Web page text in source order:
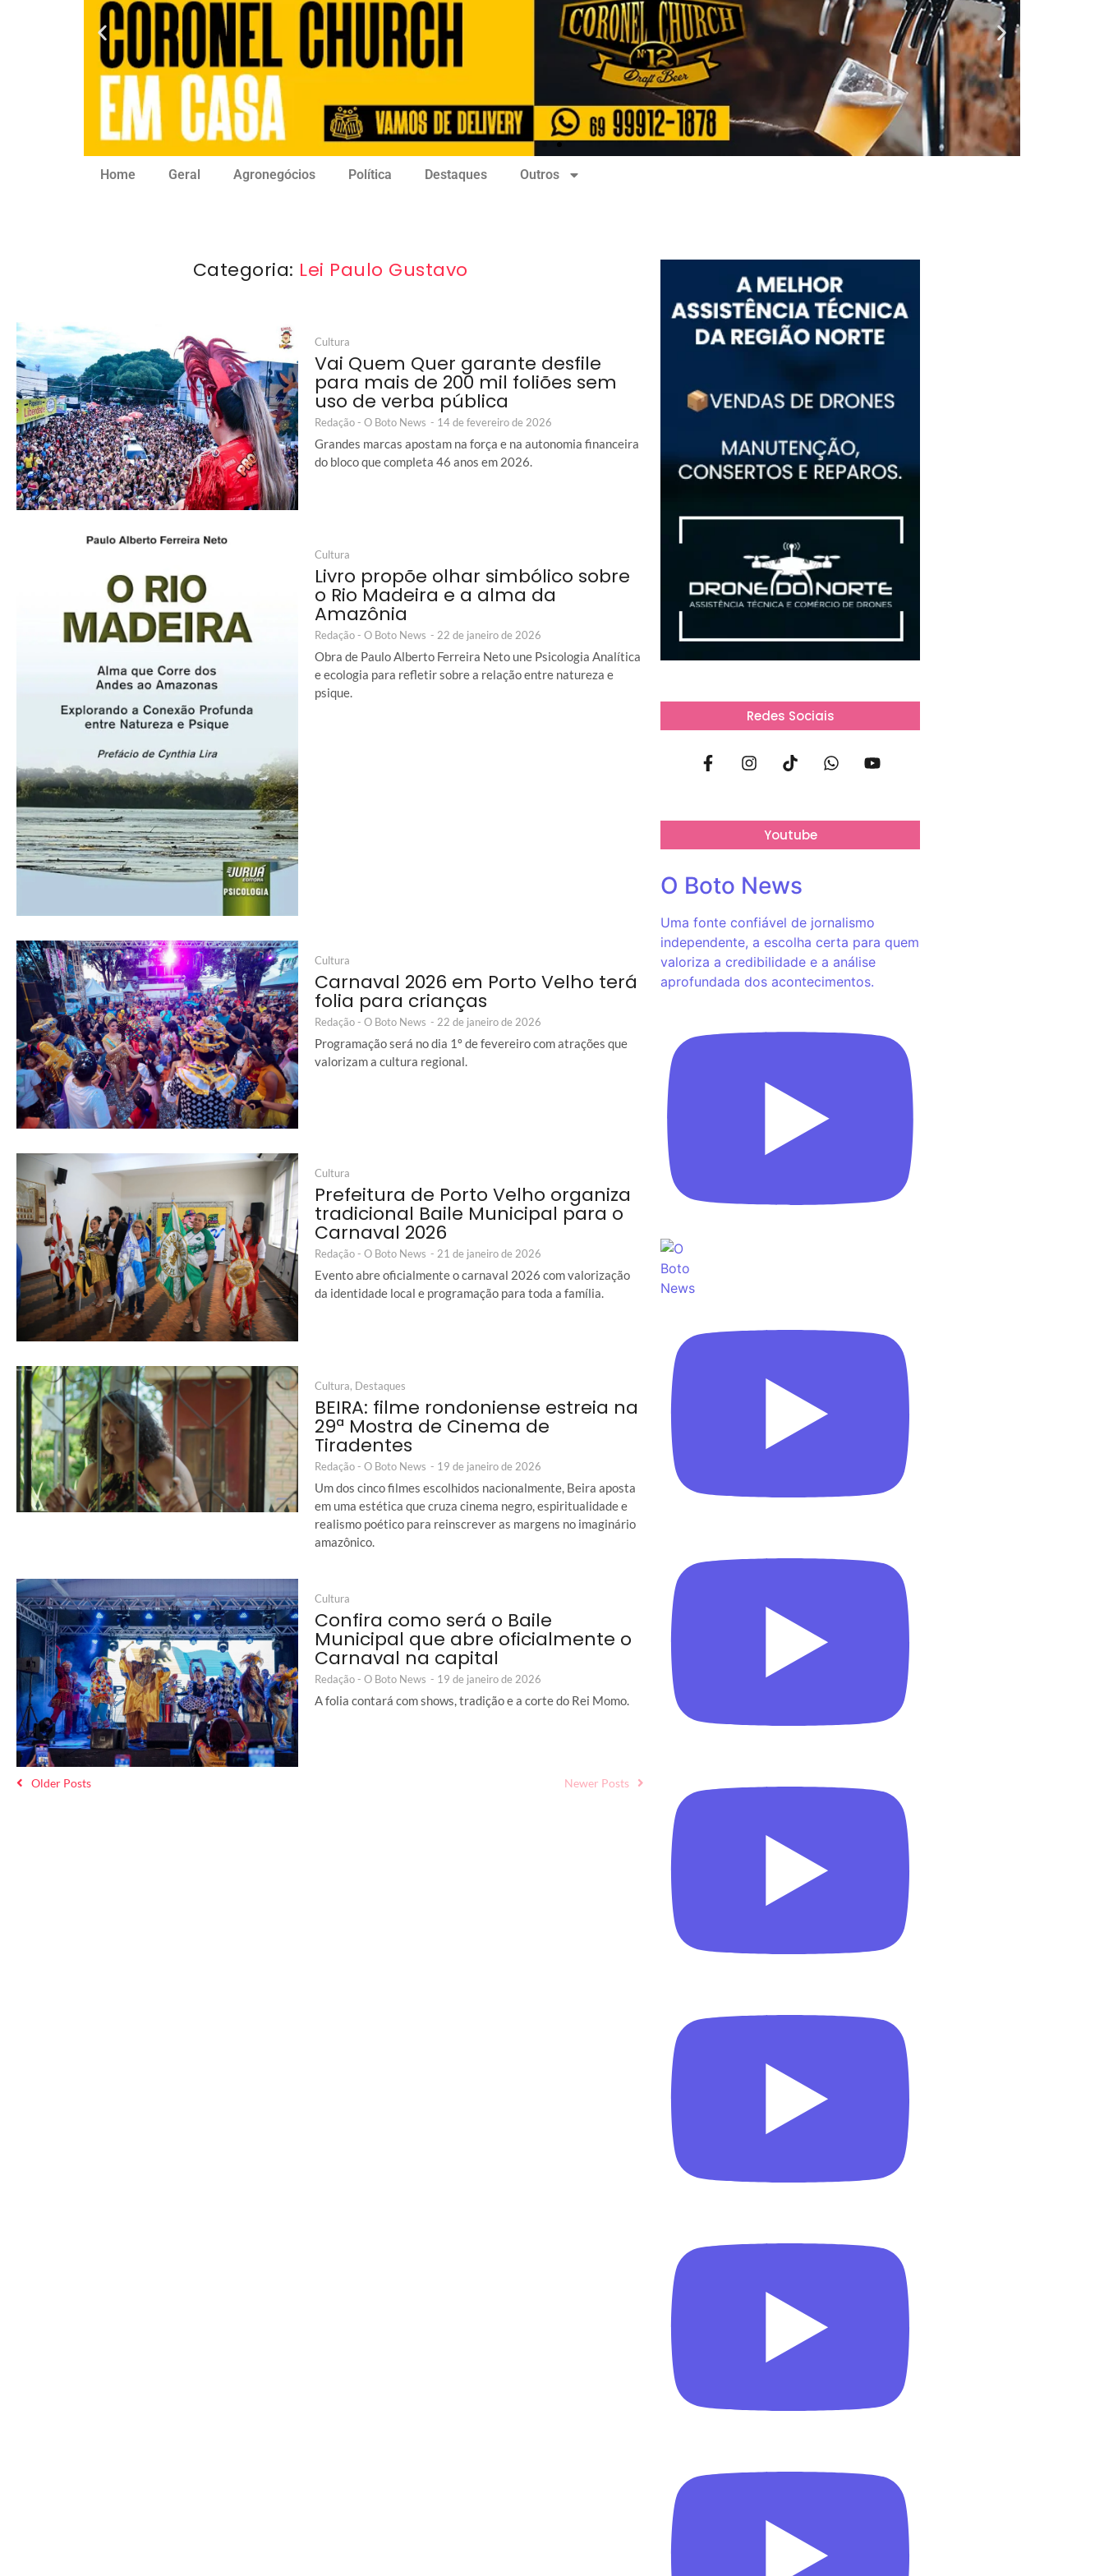
Home Geral Agronegócios Política Destaques Outros
Categoria: Lei Paulo Gustavo
Cultura
Vai Quem Quer garante desfile
para mais de 200 mil foliões sem
uso de verba pública
Redação - O Boto News - 14 de fevereiro de 2026
Grandes marcas apostam na força e na autonomia financeira
do bloco que completa 46 anos em 2026.
Cultura
Livro propõe olhar simbólico sobre
o Rio Madeira e a alma da
Amazônia
Redação - O Boto News - 22 de janeiro de 2026
Obra de Paulo Alberto Ferreira Neto une Psicologia Analítica
e ecologia para refletir sobre a relação entre natureza e
psique.
Cultura
Carnaval 2026 em Porto Velho terá
folia para crianças
Redação - O Boto News - 22 de janeiro de 2026
Programação será no dia 1º de fevereiro com atrações que
valorizam a cultura regional.
Cultura
Prefeitura de Porto Velho organiza
tradicional Baile Municipal para o
Carnaval 2026
Redação - O Boto News - 21 de janeiro de 2026
Evento abre oficialmente o carnaval 2026 com valorização
da identidade local e programação para toda a família.
Cultura, Destaques
BEIRA: filme rondoniense estreia na
29ª Mostra de Cinema de
Tiradentes
Redação - O Boto News - 19 de janeiro de 2026
Um dos cinco filmes escolhidos nacionalmente, Beira aposta
em uma estética que cruza cinema negro, espiritualidade e
realismo poético para reinscrever as margens no imaginário
amazônico.
Cultura
Confira como será o Baile
Municipal que abre oficialmente o
Carnaval na capital
Redação - O Boto News - 19 de janeiro de 2026
A folia contará com shows, tradição e a corte do Rei Momo.
Older Posts Newer Posts
Redes Sociais
Youtube
O Boto News
Uma fonte confiável de jornalismo
independente, a escolha certa para quem
valoriza a credibilidade e a análise
aprofundada dos acontecimentos.